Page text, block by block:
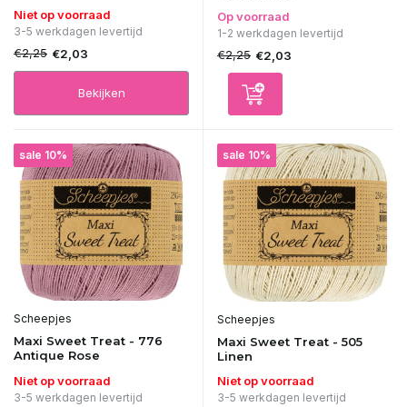
Niet op voorraad
3-5 werkdagen levertijd
€2,25 €2,03
Bekijken
Op voorraad
1-2 werkdagen levertijd
€2,25 €2,03
sale 10%
Scheepjes
Maxi Sweet Treat - 776
Antique Rose
Niet op voorraad
3-5 werkdagen levertijd
sale 10%
Scheepjes
Maxi Sweet Treat - 505
Linen
Niet op voorraad
3-5 werkdagen levertijd